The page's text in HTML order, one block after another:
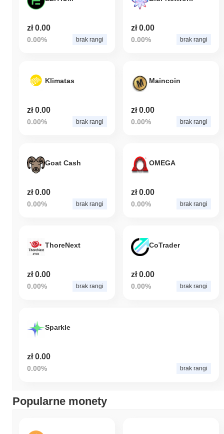
zł 0.00
0.00% brak rangi
zł 0.00
0.00% brak rangi
Klimatas
zł 0.00
0.00% brak rangi
Maincoin
zł 0.00
0.00% brak rangi
Goat Cash
zł 0.00
0.00% brak rangi
OMEGA
zł 0.00
0.00% brak rangi
ThoreNext
zł 0.00
0.00% brak rangi
CoTrader
zł 0.00
0.00% brak rangi
Sparkle
zł 0.00
0.00% brak rangi
Popularne monety